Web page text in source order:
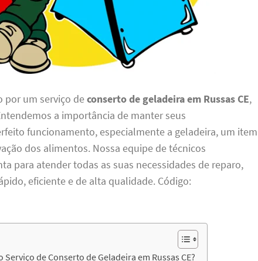
por um serviço deconserto de geladeira em Russas CE,
a importância de manter seus
funcionamento, especialmente a geladeira, um item
dos alimentos. Nossa equipe de técnicos
para atender todas as suas necessidades de reparo,
eficiente e de alta qualidade. Código:
Serviço de Conserto de Geladeira em Russas CE?